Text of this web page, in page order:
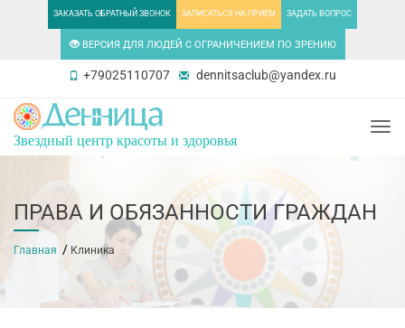
ЗАКАЗАТЬ ОБРАТНЫЙ ЗВОНОК ЗАПИСАТЬСЯ НА ПРИЕМ ЗАДАТЬ ВОПРОС
ВЕРСИЯ ДЛЯ ЛЮДЕЙ С ОГРАНИЧЕНИЕМ ПО ЗРЕНИЮ
+79025110707 dennitsaclub@yandex.ru
Звездный центр красоты и здоровья
ПРАВА И ОБЯЗАННОСТИ ГРАЖДАН
Главная Клиника